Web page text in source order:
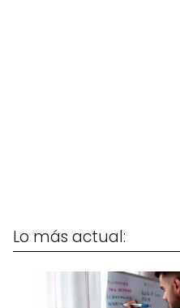
Lo más actual: